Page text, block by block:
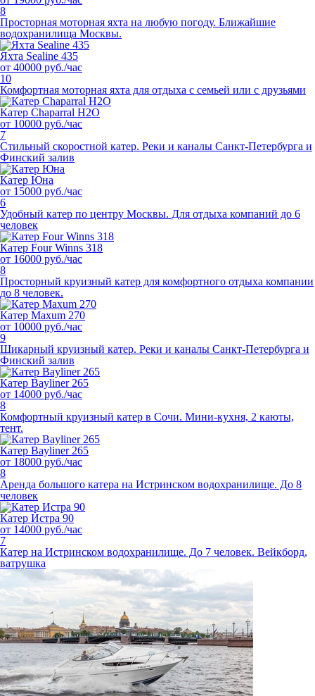
8
Просторная моторная яхта на любую погоду. Ближайшие
водохранилища Москвы.
Яхта Sealine 435
от 40000 руб./час
10
Комфортная моторная яхта для отдыха с семьей или с друзьями
Катер Chaparral H2O
от 10000 руб./час
7
Cтильный скоростной катер. Реки и каналы Санкт-Петербурга и
Финский залив
Катер Юна
от 15000 руб./час
6
Удобный катер по центру Москвы. Для отдыха компаний до 6
человек
Катер Four Winns 318
от 16000 руб./час
8
Просторный круизный катер для комфортного отдыха компании
до 8 человек.
Катер Maxum 270
от 10000 руб./час
9
Шикарный круизный катер. Реки и каналы Санкт-Петербурга и
Финский залив
Катер Bayliner 265
от 14000 руб./час
8
Комфортный круизный катер в Сочи. Мини-кухня, 2 каюты,
тент.
Катер Bayliner 265
от 18000 руб./час
8
Аренда большого катера на Истринском водохранилище. До 8
человек
Катер Истра 90
от 14000 руб./час
7
Катер на Истринском водохранилище. До 7 человек. Вейкборд,
ватрушка